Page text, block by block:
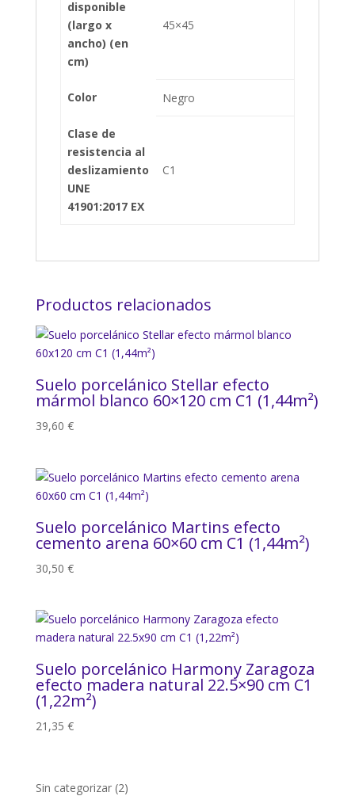
disponible
(largo x
ancho) (en
cm)
45×45
Color Negro
Clase de
resistencia al
deslizamiento
UNE
41901:2017 EX
C1
Productos relacionados
Suelo porcelánico Stellar efecto
mármol blanco 60×120 cm C1 (1,44m²)
39,60 €
Suelo porcelánico Martins efecto
cemento arena 60×60 cm C1 (1,44m²)
30,50 €
Suelo porcelánico Harmony Zaragoza
efecto madera natural 22.5×90 cm C1
(1,22m²)
21,35 €
Sin categorizar 22